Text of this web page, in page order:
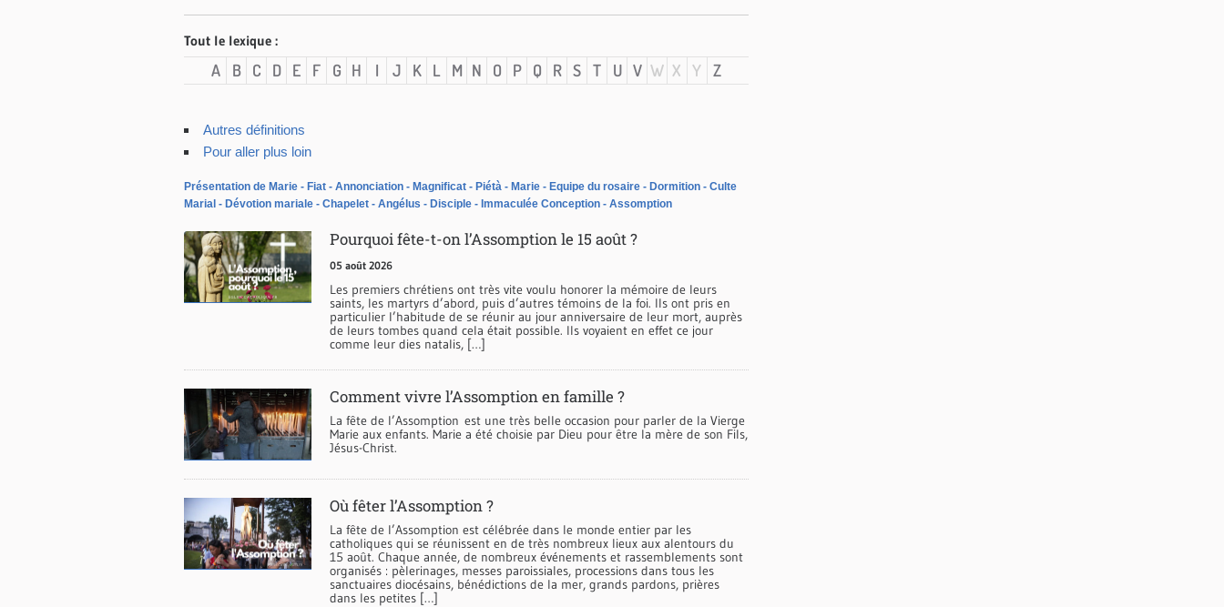
Tout le lexique :
A B C D E F G H I J K L M N O P Q R S T U V W X Y Z
Autres définitions
Pour aller plus loin
Présentation de Marie Fiat Annonciation Magnificat Piétà Marie Equipe du rosaire Dormition
Culte
Marial
Dévotion mariale Chapelet Angélus Disciple Immaculée Conception Assomption
Pourquoi fête-t-on l’Assomption le 15 août ?
05 août 2026
Les premiers chrétiens ont très vite voulu honorer la mémoire de leurs
saints, les martyrs d’abord, puis d’autres témoins de la foi. Ils ont pris en
particulier l’habitude de se réunir au jour anniversaire de leur mort, auprès
de leurs tombes quand cela était possible. Ils voyaient en effet ce jour
comme leur dies natalis, […]
Comment vivre l’Assomption en famille ?
La fête de l’Assomption est une très belle occasion pour parler de la Vierge
Marie aux enfants. Marie a été choisie par Dieu pour être la mère de son Fils,
Jésus-Christ.
Où fêter l’Assomption ?
La fête de l’Assomption est célébrée dans le monde entier par les
catholiques qui se réunissent en de très nombreux lieux aux alentours du
15 août. Chaque année, de nombreux événements et rassemblements sont
organisés : pèlerinages, messes paroissiales, processions dans tous les
sanctuaires diocésains, bénédictions de la mer, grands pardons, prières
dans les petites […]